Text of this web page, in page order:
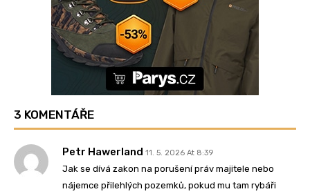
3 KOMENTÁŘE
Petr Hawerland 11. 5. 2026 At 8:39
Jak se dívá zakon na porušení práv majitele nebo
nájemce přilehlých pozemků, pokud mu tam rybáři